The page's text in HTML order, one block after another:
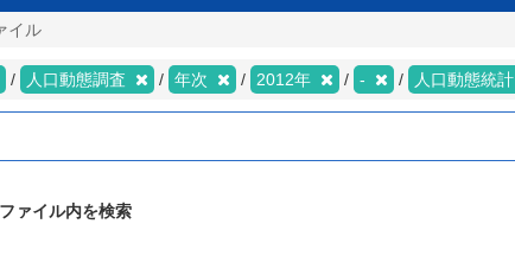
イル
人口動態調査 年次 2012年 - 人口動態統計
ァイル内を検索